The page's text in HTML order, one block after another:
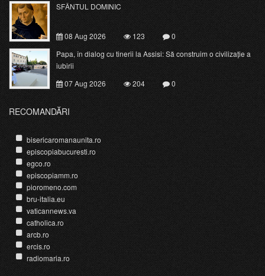
SFÂNTUL DOMINIC
08 Aug 2026 123
0
Papa, în dialog cu tinerii la Assisi: Să construim o civilizație a
iubirii
07 Aug 2026
204 0
RECOMANDĂRI
bisericaromanaunita.ro
episcopiabucuresti.ro
egco.ro
episcopiamm.ro
pioromeno.com
bru-italia.eu
vaticannews.va
catholica.ro
arcb.ro
ercis.ro
radiomaria.ro